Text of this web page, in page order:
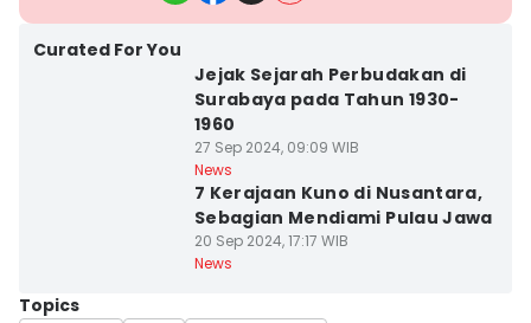
Curated For You
Jejak Sejarah Perbudakan di
Surabaya pada Tahun 1930-
1960
27 Sep 2024, 09:09 WIB
News
7 Kerajaan Kuno di Nusantara,
Sebagian Mendiami Pulau Jawa
20 Sep 2024, 17:17 WIB
News
Topics